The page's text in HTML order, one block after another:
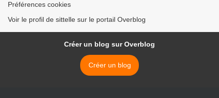
Préférences cookies
Voir le profil de sittelle sur le portail Overblog
Créer un blog sur Overblog
Créer un blog